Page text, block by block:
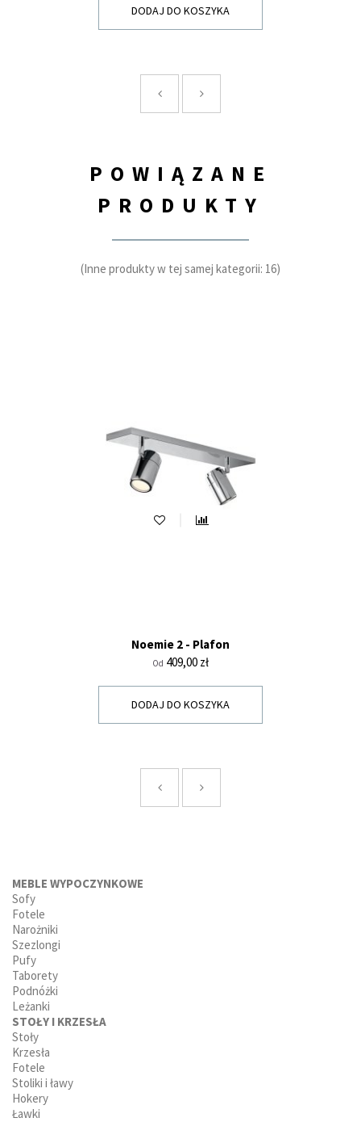
DODAJ DO KOSZYKA
POWIĄZANE
PRODUKTY
(Inne produkty w tej samej kategorii: 16)
Noemie 2 - Plafon
Od Cena
409,00 zł
DODAJ DO KOSZYKA
MEBLE WYPOCZYNKOWE
Sofy
Fotele
Narożniki
Szezlongi
Pufy
Taborety
Podnóżki
Leżanki
STOŁY I KRZESŁA
Stoły
Krzesła
Fotele
Stoliki i ławy
Hokery
Ławki